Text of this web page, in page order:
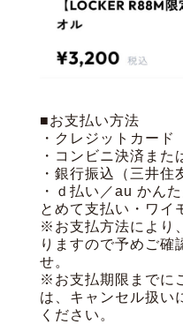
■お支払い方法
・クレジットカード
・コンビニ決済ま
・銀行振込（三井住
・ｄ払い／au かん
とめて支払い・ワイ
※お支払方法により
りますので予めご確
せ。
※お支払期限までに
は、キャンセル扱い
ください。